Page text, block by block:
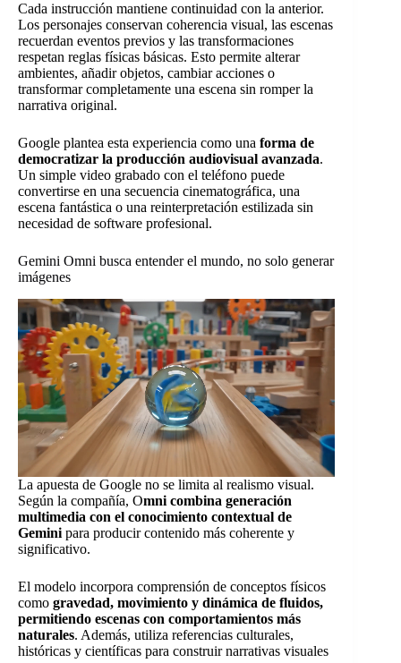
Cada instrucción mantiene continuidad con la anterior.
Los personajes conservan coherencia visual, las escenas
recuerdan eventos previos y las transformaciones
respetan reglas físicas básicas. Esto permite alterar
ambientes, añadir objetos, cambiar acciones o
transformar completamente una escena sin romper la
narrativa original.
Google plantea esta experiencia como una forma de
democratizar la producción audiovisual avanzada.
Un simple video grabado con el teléfono puede
convertirse en una secuencia cinematográfica, una
escena fantástica o una reinterpretación estilizada sin
necesidad de software profesional.
Gemini Omni busca entender el mundo, no solo generar
imágenes
La apuesta de Google no se limita al realismo visual.
Según la compañía, Omni combina generación
multimedia con el conocimiento contextual de
Gemini para producir contenido más coherente y
significativo.
El modelo incorpora comprensión de conceptos físicos
como gravedad, movimiento y dinámica de fluidos,
permitiendo escenas con comportamientos más
naturales. Además, utiliza referencias culturales,
históricas y científicas para construir narrativas visuales